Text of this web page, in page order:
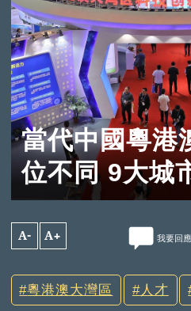
當代中國粵港
位不同 9大城
A- A+ 我要回應
粵港澳大灣區 人才